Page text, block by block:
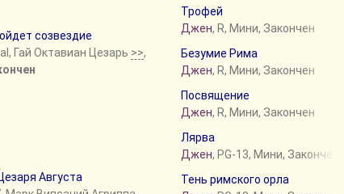
созвездие
Гай Октавиан Цезарь >>,
Августа
Трофей
Джен, R, Мини, Закончен
Безумие Рима
Джен, R, Мини, Закончен
Посвящение
Джен, R, Мини, Закончен
Лярва
Джен, PG-13, Мини, Закончен
Тень римского орла